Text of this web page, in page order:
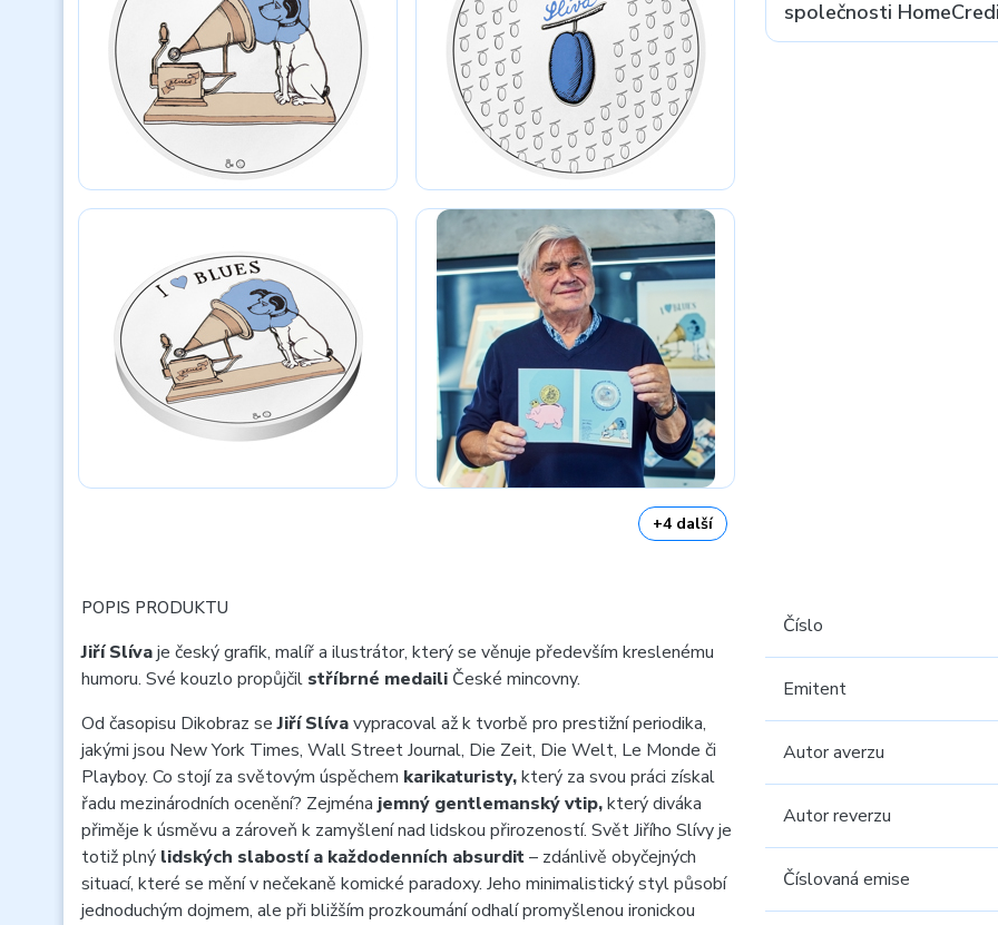
+4 další
společnosti
POPIS PRODUKTU
Jiří Slívaje český grafik, malíř a ilustrátor, který se věnuje především kreslenému
humoru. Své kouzlo propůjčil stříbrné medaili České mincovny.
Od časopisu Dikobraz seJiří Slívavypracoval až k tvorbě pro prestižní periodika,
jakými jsou New York Times, Wall Street Journal, Die Zeit, Die Welt, Le Monde či
Playboy. Co stojí za světovým úspěchem karikaturisty,který za svou práci získal
řadu mezinárodních ocenění? Zejména jemný gentlemanský vtip,který diváka
přiměje k úsměvu a zároveň k zamyšlení nad lidskou přirozeností. Svět Jiřího Slívy je
totiž plný lidských slabostí a každodenních absurdit– zdánlivě obyčejných
situací, které se mění v nečekaně komické paradoxy. Jeho minimalistický styl působí
jednoduchým dojmem, ale při bližším prozkoumání odhalí promyšlenou ironickou
Číslo
Emitent
Autor averzu
Autor reverzu
Číslovaná emise